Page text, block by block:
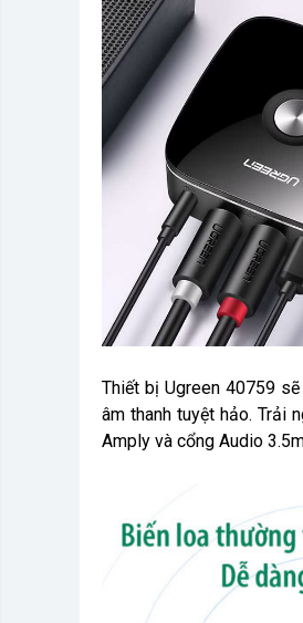
Thiết bị Ugreen 40759
âm thanh tuyệt hảo. Trải
Amply và cổng Audio